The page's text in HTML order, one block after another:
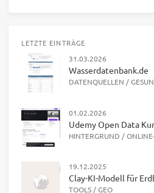
LETZTE EINTRÄGE
31.03.2026
Wasserdatenbank.de
DATENQUELLEN /
01.02.2026
Udemy Open Data
HINTERGRUND /
19.12.2025
Clay-KI-Modell für
TOOLS /GEO